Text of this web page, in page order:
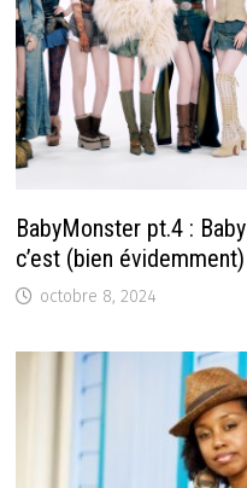
BabyMonster pt.4 :
c’est (bien
octobre 8, 2024